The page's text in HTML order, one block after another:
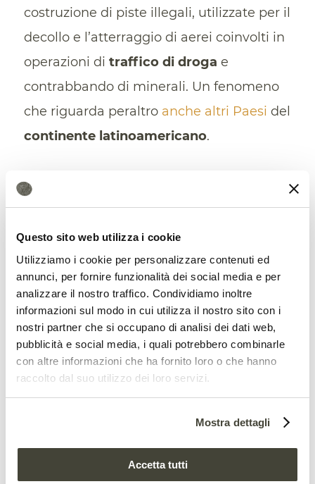
Questo sito web utilizza i cookie
Utilizziamo i cookie per personalizzare contenuti ed
annunci, per fornire funzionalità dei social media e per
analizzare il nostro traffico. Condividiamo inoltre
informazioni sul modo in cui utilizza il nostro sito con i
nostri partner che si occupano di analisi dei dati web,
pubblicità e social media, i quali potrebbero combinarle
con altre informazioni che ha fornito loro o che hanno
raccolto dal suo utilizzo dei loro servizi.
Mostra dettagli
Accetta tutti
costruzione di piste illegali, utilizzate per il
decollo e l’atterraggio di aerei coinvolti in
operazioni di traffico di droga e
contrabbando di minerali. Un fenomeno
che riguarda peraltro anche altri Paesi del
continente latinoamericano.